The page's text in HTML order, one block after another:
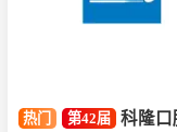
热门 第42届 科隆口